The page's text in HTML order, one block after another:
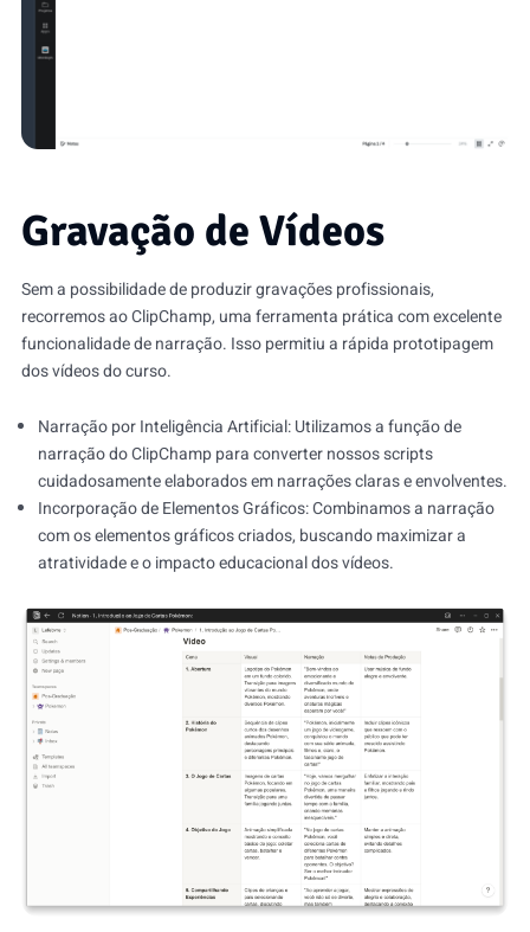
Gravação de Vídeos
Sem a possibilidade de produzir gravações profissionais,
recorremos ao ClipChamp, uma ferramenta prática com excelente
funcionalidade de narração. Isso permitiu a rápida prototipagem
dos vídeos do curso.
Narração por Inteligência Artificial: Utilizamos a função de
narração do ClipChamp para converter nossos scripts
cuidadosamente elaborados em narrações claras e envolventes.
Incorporação de Elementos Gráficos: Combinamos a narração
com os elementos gráficos criados, buscando maximizar a
atratividade e o impacto educacional dos vídeos.